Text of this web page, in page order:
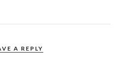
A REPLY